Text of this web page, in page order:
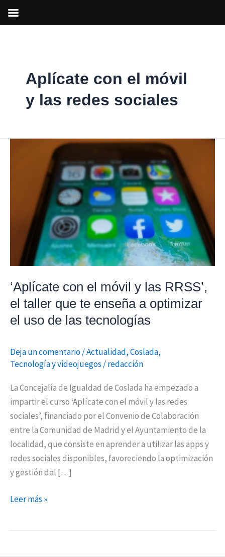
Aplícate con el móvil
y las redes sociales
‘Aplícate con el móvil y las RRSS’,
el taller que te enseña a optimizar
el uso de las tecnologías
Deja un comentario/Actualidad,Coslada,
Tecnología y videojuegos /redacción
La Concejalía de Igualdad de Coslada ha empezado a
impartir el curso ‘Aplícate con el móvil y las redes
sociales’, financiado por el Convenio de Colaboración
entre la Comunidad de Madrid y el Ayuntamiento de la
localidad, que consiste en aprender a utilizar las apps y
redes sociales disponibles, favoreciendo la optimización
y gestión del […]
RRSS’,
taller
te
enseña
uso
las
tecnologías
Leer más »